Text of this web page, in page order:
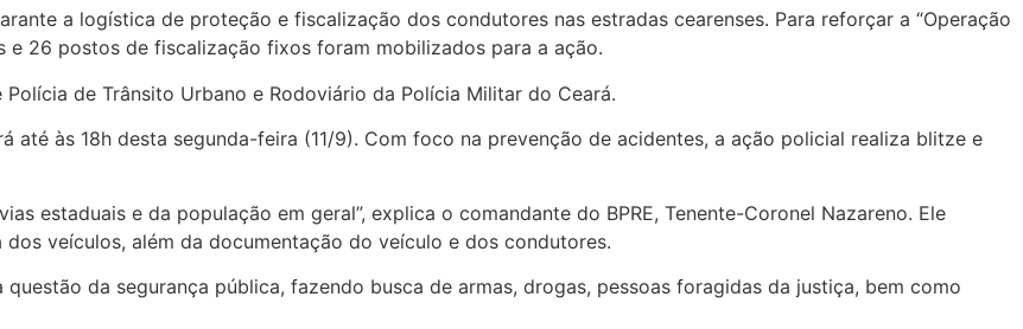
a logística de proteção e fiscalização dos condutores nas estradas cearenses. Para reforçar a “Operação
26 postos de fiscalização fixos foram mobilizados para a ação.
de Trânsito Urbano e Rodoviário da Polícia Militar do Ceará.
até às 18h desta segunda-feira (11/9). Com foco na prevenção de acidentes, a ação policial realiza blitze e
estaduais e da população em geral”, explica o comandante do BPRE, Tenente-Coronel Nazareno. Ele
veículos, além da documentação do veículo e dos condutores.
da segurança pública, fazendo busca de armas, drogas, pessoas foragidas da justiça, bem como